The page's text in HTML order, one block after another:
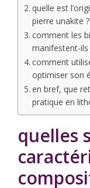
quelle est
pierre unakite ?
comment les
manifestent-ils
comment
optimiser son
en bref, que
pratique en
quelles